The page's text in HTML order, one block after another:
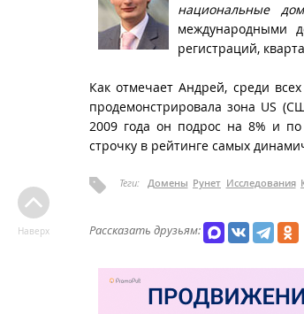
национальные
международными
регистраций,
Как отмечает Андрей, среди
продемонстрировала зона US
2009 года он подрос на 8% и
строчку в рейтинге самых
Теги: Домены Рунет Исследования
Рассказать друзьям:
Наверх